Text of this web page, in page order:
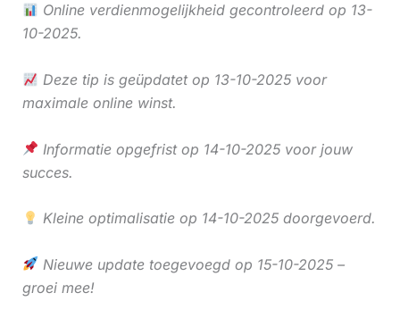
Online verdienmogelijkheid gecontroleerd op 13-
10-2025.
Deze tip is geüpdatet op 13-10-2025 voor
maximale online winst.
Informatie opgefrist op 14-10-2025 voor jouw
succes.
Kleine optimalisatie op 14-10-2025 doorgevoerd.
Nieuwe update toegevoegd op 15-10-2025 –
groei mee!